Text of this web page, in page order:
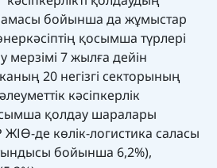
бойынша да жұмыстар
қосымша түрлері
мерзімі 7 жылға дейін
20 негізгі секторының
кәсіпкерлік
қолдау шаралары
ЖІӨ-де көлік-логистика саласы
бойынша 6,2%),